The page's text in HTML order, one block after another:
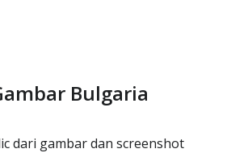
Bulgaria
dari gambar dan screenshot